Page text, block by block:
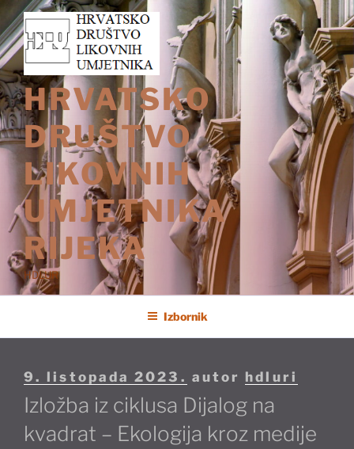
Preskoči
na
sadržaj
HRVATSKO
DRUŠTVO
LIKOVNIH
UMJETNIKA
RIJEKA
HDLUR
Izbornik
Objavljeno
9. listopada 2023. autor hdluri
Izložba iz ciklusa Dijalog na
kvadrat – Ekologija kroz medije